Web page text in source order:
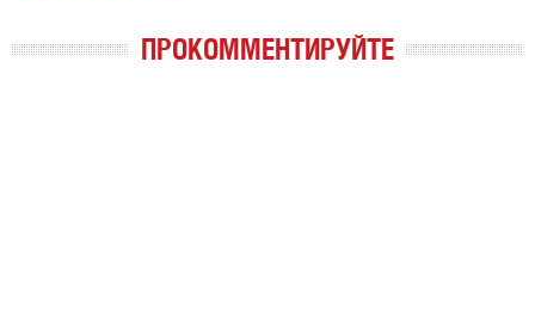
ПРОКОММЕНТИРУЙТЕ